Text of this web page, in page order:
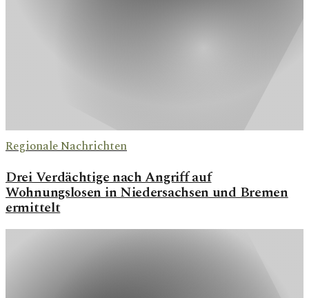
Regionale Nachrichten
Drei Verdächtige nach Angriff auf
Wohnungslosen in Niedersachsen und Bremen
ermittelt